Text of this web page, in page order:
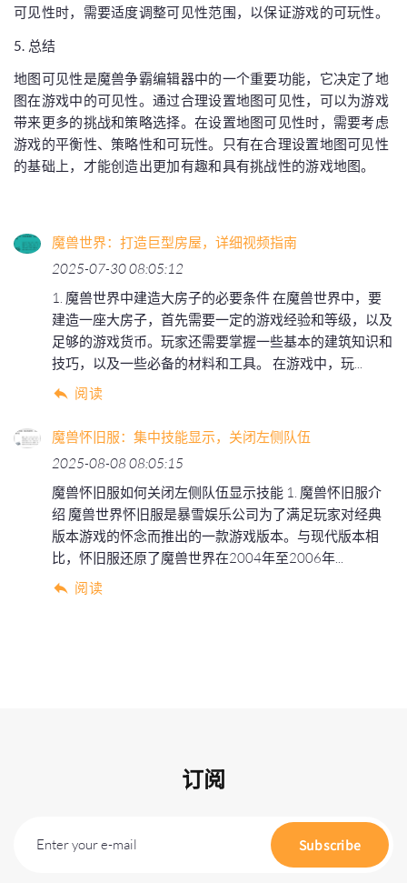
可见性时，需要适度调整可见性范围，以保证游戏的可玩性。
5. 总结
地图可见性是魔兽争霸编辑器中的一个重要功能，它决定了地
图在游戏中的可见性。通过合理设置地图可见性，可以为游戏
带来更多的挑战和策略选择。在设置地图可见性时，需要考虑
游戏的平衡性、策略性和可玩性。只有在合理设置地图可见性
的基础上，才能创造出更加有趣和具有挑战性的游戏地图。
魔兽世界：打造巨型房屋，详细视频指南
2025-07-30 08:05:12
1. 魔兽世界中建造大房子的必要条件 在魔兽世界中，要
建造一座大房子，首先需要一定的游戏经验和等级，以及
足够的游戏货币。玩家还需要掌握一些基本的建筑知识和
技巧，以及一些必备的材料和工具。 在游戏中，玩...
阅读
魔兽怀旧服：集中技能显示，关闭左侧队伍
2025-08-08 08:05:15
魔兽怀旧服如何关闭左侧队伍显示技能 1. 魔兽怀旧服介
绍 魔兽世界怀旧服是暴雪娱乐公司为了满足玩家对经典
版本游戏的怀念而推出的一款游戏版本。与现代版本相
比，怀旧服还原了魔兽世界在2004年至2006年...
阅读
订阅
Enter your e-mail Subscribe